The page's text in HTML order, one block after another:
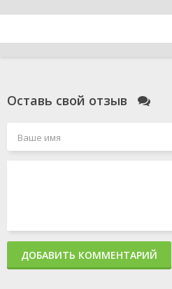
Оставь свой отзыв
ДОБАВИТЬ КОММЕНТАРИЙ